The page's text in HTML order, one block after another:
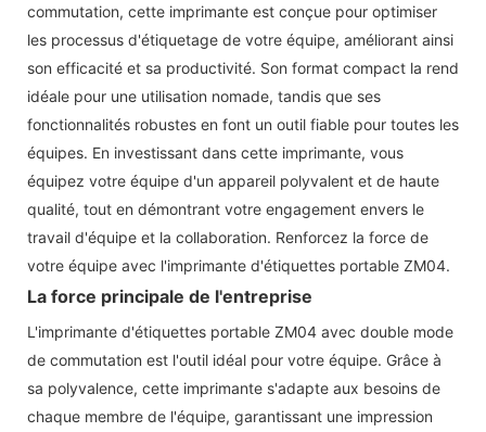
commutation, cette imprimante est conçue pour optimiser
les processus d'étiquetage de votre équipe, améliorant ainsi
son efficacité et sa productivité. Son format compact la rend
idéale pour une utilisation nomade, tandis que ses
fonctionnalités robustes en font un outil fiable pour toutes les
équipes. En investissant dans cette imprimante, vous
équipez votre équipe d'un appareil polyvalent et de haute
qualité, tout en démontrant votre engagement envers le
travail d'équipe et la collaboration. Renforcez la force de
votre équipe avec l'imprimante d'étiquettes portable ZM04.
La force principale de l'entreprise
L'imprimante d'étiquettes portable ZM04 avec double mode
de commutation est l'outil idéal pour votre équipe. Grâce à
sa polyvalence, cette imprimante s'adapte aux besoins de
chaque membre de l'équipe, garantissant une impression